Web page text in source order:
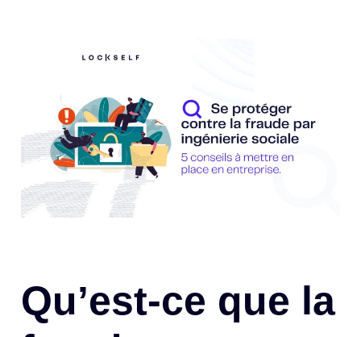
Qu’est-ce que la